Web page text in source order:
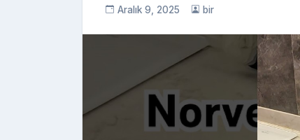
Aralık 9, 2025 bir